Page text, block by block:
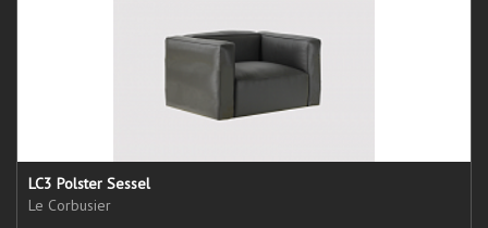
LC3 Polster Sessel
Le Corbusier